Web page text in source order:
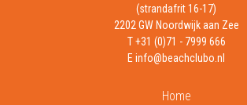
(strandafrit 16-17)
2202 GW Noordwijk aan Zee
T +31 (0)71 - 7999 666
E info@beachclubo.nl
Home